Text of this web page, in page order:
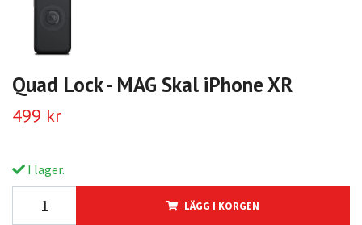
Quad Lock - MAG Skal iPhone XR
499 kr
I lager.
LÄGG I KORGEN